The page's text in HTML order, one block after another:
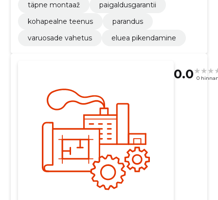
täpne montaaž
paigaldusgarantii
kohapealne teenus
parandus
varuosade vahetus
eluea pikendamine
0.0 0